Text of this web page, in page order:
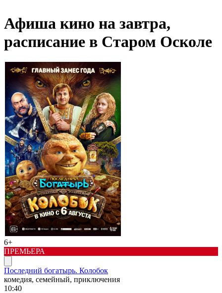
Афиша кино на завтра,
расписание в Старом Осколе
6+
ПРЕМЬЕРА
Последний богатырь. Колобок
комедия, семейный, приключения
10:40